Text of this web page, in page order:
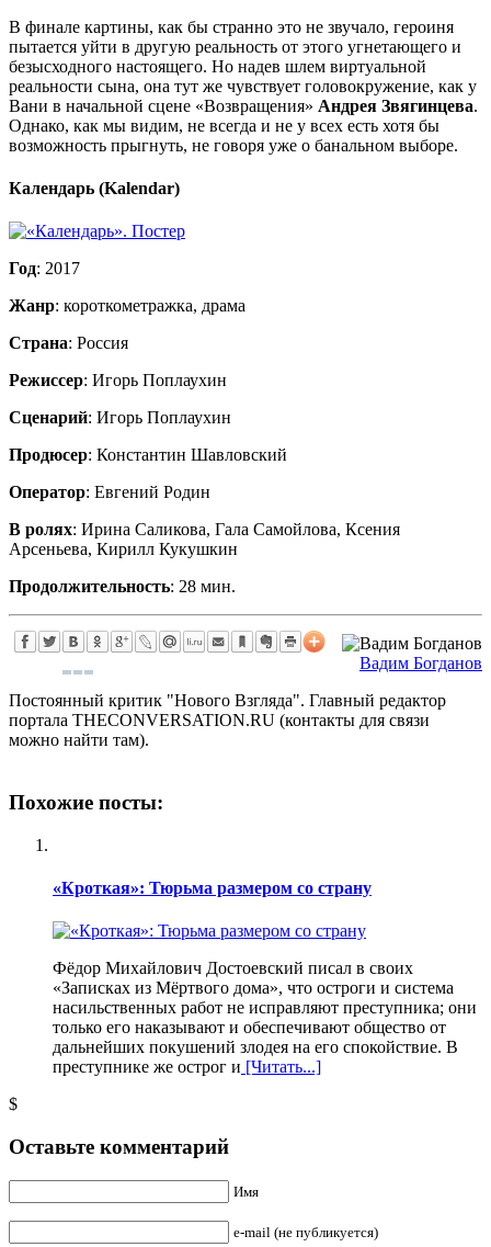
В финале картины, как бы странно это не звучало, героиня
пытается уйти в другую реальность от этого угнетающего и
безысходного настоящего. Но надев шлем виртуальной
реальности сына, она тут же чувствует головокружение, как у
Вани в начальной сцене «Возвращения» Андрея Звягинцева.
Однако, как мы видим, не всегда и не у всех есть хотя бы
возможность прыгнуть, не говоря уже о банальном выборе.
Календарь (Kalendar)
Год: 2017
Жанр: короткометражка, драма
Страна: Россия
Режиссер: Игорь Поплаухин
Сценарий: Игорь Поплаухин
Продюсер: Константин Шавловский
Оператор: Евгений Родин
В ролях: Ирина Саликова, Гала Самойлова, Ксения
Арсеньева, Кирилл Кукушкин
Продолжительность: 28 мин.
Вадим Богданов
Постоянный критик "Нового Взгляда". Главный редактор
портала THECONVERSATION.RU (контакты для связи
можно найти там).
Похожие посты:
«Кроткая»: Тюрьма размером со страну
Фёдор Михайлович Достоевский писал в своих
«Записках из Мёртвого дома», что остроги и система
насильственных работ не исправляют преступника; они
только его наказывают и обеспечивают общество от
дальнейших покушений злодея на его спокойствие. В
преступнике же острог и [Читать...]
$
Оставьте комментарий
Имя
e-mail (не публикуется)